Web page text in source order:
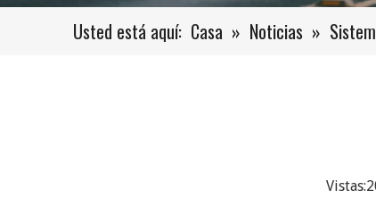
Usted está aquí: Casa » Noticias »
Vistas: